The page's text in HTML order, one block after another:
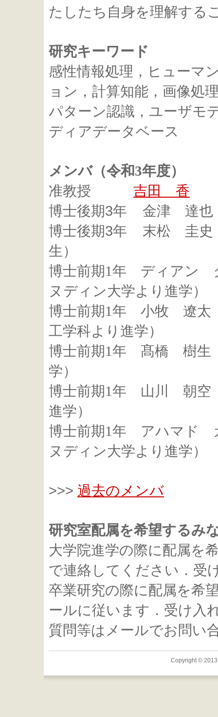
たしたち自身を理解する
研究キーワード
感性情報処理，ヒューマ
ョン，計算知能，画像処
パターン認識，ユーザモ
ディアデータベース
メンバ（令和3年度）
准教授
吉田 香
博士後期3年
金津 達也
博士後期3年
末松 圭史
生）
博士前期1年 ディアン
ヌディン大学より進学）
博士前期1年 小牧 遼太
工学科より進学）
博士前期1年 髙橋 樹生
学）
博士前期1年 山川 朝空
進学）
博士前期1年 アハマド
ヌディン大学より進学）
>>> 過去のメンバ
研究室配属を希望するみ
大学院進学の際に配属を
で連絡してください．受
卒業研究の際に配属を希
ールに従います．受け入
質問等はメールでお問い
Copyright ©